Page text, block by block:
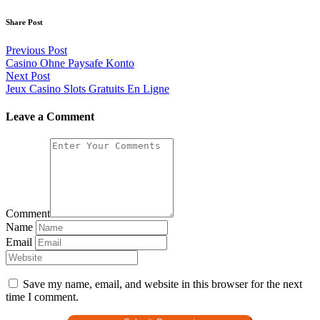
Share Post
Previous Post
Casino Ohne Paysafe Konto
Next Post
Jeux Casino Slots Gratuits En Ligne
Leave a Comment
Comment
Name
Email
Save my name, email, and website in this browser for the next
time I comment.